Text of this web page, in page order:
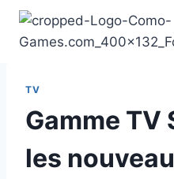
Aller
contenu
TV
Gamme TV
les